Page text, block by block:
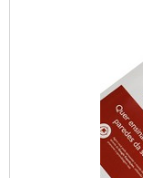
tendo em